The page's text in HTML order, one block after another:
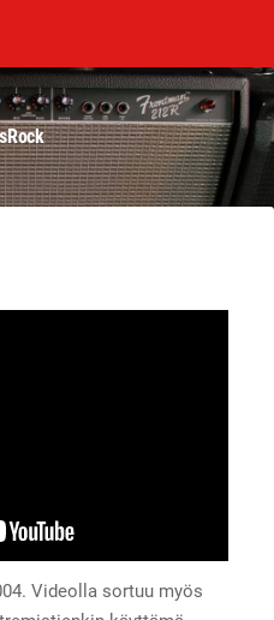
Videolla sortuu myös